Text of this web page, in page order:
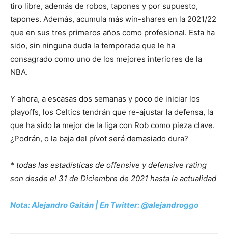
tiro libre, además de robos, tapones y por supuesto,
tapones. Además, acumula más win-shares en la 2021/22
que en sus tres primeros años como profesional. Esta ha
sido, sin ninguna duda la temporada que le ha
consagrado como uno de los mejores interiores de la
NBA.
Y ahora, a escasas dos semanas y poco de iniciar los
playoffs, los Celtics tendrán que re-ajustar la defensa, la
que ha sido la mejor de la liga con Rob como pieza clave.
¿Podrán, o la baja del pívot será demasiado dura?
* todas las estadísticas de offensive y defensive rating
son desde el 31 de Diciembre de 2021 hasta la actualidad
Nota: Alejandro Gaitán | En Twitter: @alejandroggo